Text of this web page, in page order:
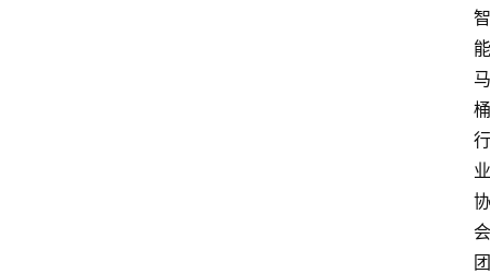
智
能
马
桶
行
业
协
会
团